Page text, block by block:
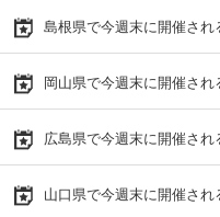
島根県で今週末に開催され
岡山県で今週末に開催さ
広島県で今週末に開催さ
山口県で今週末に開催さ